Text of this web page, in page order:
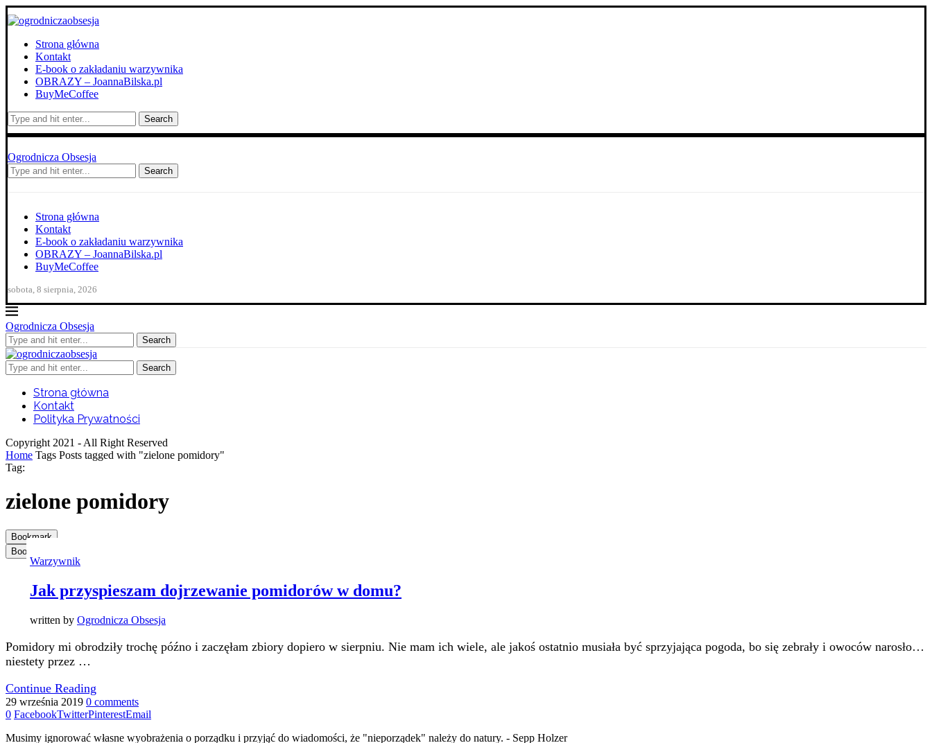
Strona główna
Kontakt
E-book o zakładaniu warzywnika
OBRAZY – JoannaBilska.pl
BuyMeCoffee
Search
Ogrodnicza Obsesja
Search
Strona główna
Kontakt
E-book o zakładaniu warzywnika
OBRAZY – JoannaBilska.pl
BuyMeCoffee
sobota, 8 sierpnia, 2026
Ogrodnicza Obsesja
Search
Search
Strona główna
Kontakt
Polityka Prywatności
Copyright 2021 - All Right Reserved
Home Tags Posts tagged with "zielone pomidory"
Tag:
zielone pomidory
Bookmark
Bookmark
Warzywnik
Jak przyspieszam dojrzewanie pomidorów w domu?
written by Ogrodnicza Obsesja
Pomidory mi obrodziły trochę późno i zaczęłam zbiory dopiero w sierpniu. Nie mam ich wiele, ale jakoś ostatnio musiała być sprzyjająca pogoda, bo się zebrały i owoców narosło…
niestety przez …
Continue Reading
29 września 2019 0 comments
0 FacebookTwitterPinterestEmail
Musimy ignorować własne wyobrażenia o porządku i przyjąć do wiadomości, że "nieporządek" należy do natury. - Sepp Holzer